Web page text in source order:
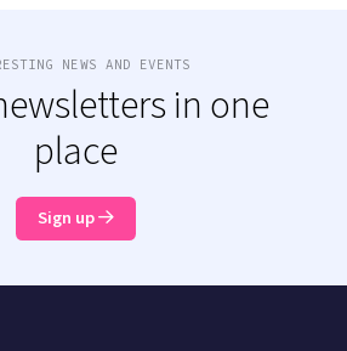
NEWS AND EVENTS
in one
place
Sign up